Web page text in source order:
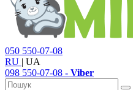
050 550-07-08
RU | UA
098 550-07-08 - Viber